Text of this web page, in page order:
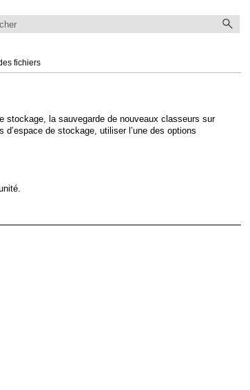
fichiers
stockage, la sauvegarde de nouveaux classeurs sur
de stockage, utiliser l’une des options